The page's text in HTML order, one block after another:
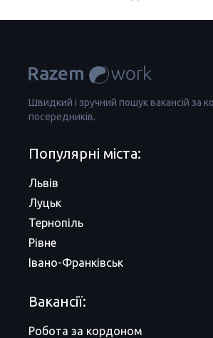
Швидкий і зручний пошук вакансій за
посередників.
Популярні міста:
Львів
Луцьк
Тернопіль
Рівне
Івано-Франківськ
Вакансії:
Робота за кордоном